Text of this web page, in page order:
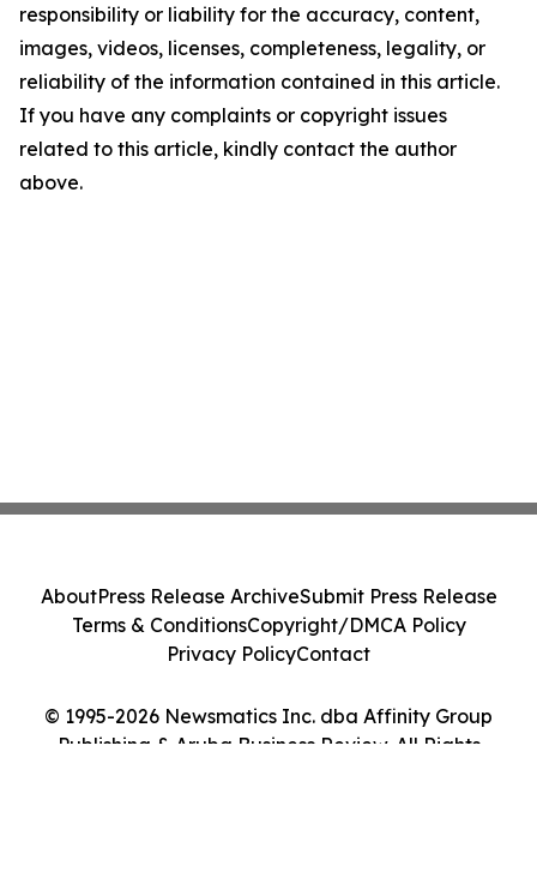
responsibility or liability for the accuracy, content,
images, videos, licenses, completeness, legality, or
reliability of the information contained in this article.
If you have any complaints or copyright issues
related to this article, kindly contact the author
above.
© 1995-2026 Newsmatics Inc. dba Affinity Group
Publishing & Aruba Business Review. All Rights
AboutPress Release ArchiveSubmit Press Release
Terms & ConditionsCopyright/DMCA Policy
Privacy PolicyContact